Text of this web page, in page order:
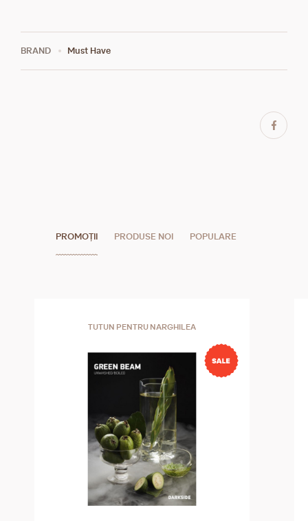
BRAND Must Have
PROMOȚII PRODUSE NOI POPULARE
TUTUN PENTRU NARGHILEA